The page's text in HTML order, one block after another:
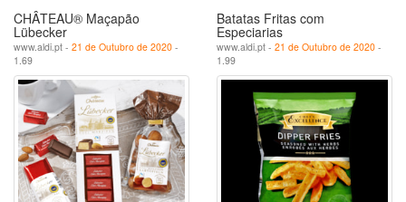
CHÂTEAU® Maçapão
Lübecker
www.aldi.pt - 21 de Outubro de 2020 -
1.69
Batatas Fritas com
Especiarias
www.aldi.pt - 21 de Outubro de 2020 -
1.99